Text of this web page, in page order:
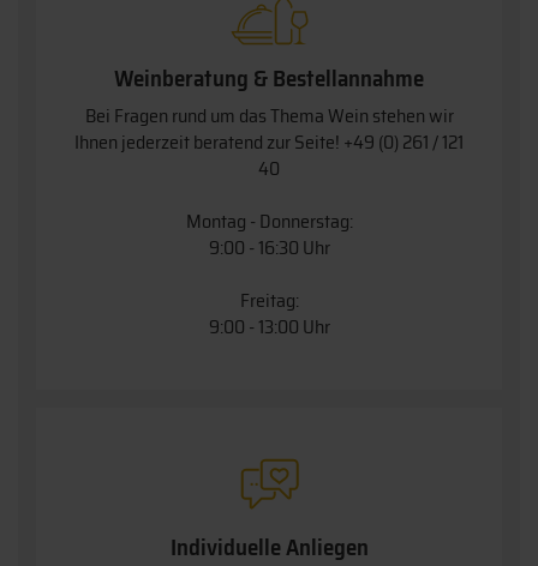
Weinberatung & Bestellannahme
Bei Fragen rund um das Thema Wein stehen wir
Ihnen jederzeit beratend zur Seite! +49 (0) 261 / 121
40
Montag - Donnerstag:
9:00 - 16:30 Uhr
Freitag:
9:00 - 13:00 Uhr
Individuelle Anliegen